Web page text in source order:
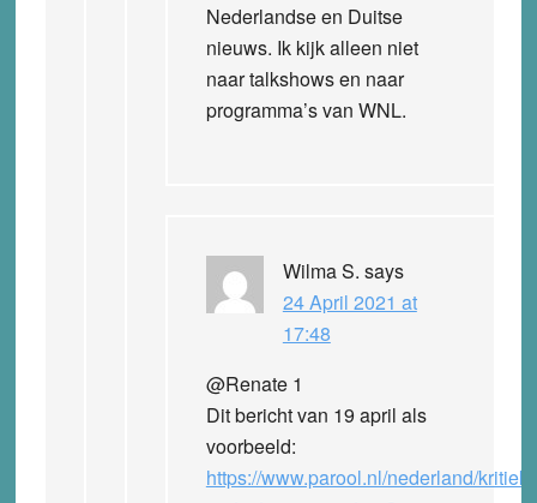
Nederlandse en Duitse
nieuws. Ik kijk alleen niet
naar talkshows en naar
programma’s van WNL.
Wilma S. says
24 April 2021 at
17:48
@Renate 1
Dit bericht van 19 april als
voorbeeld:
https://www.parool.nl/nederland/kritiek-